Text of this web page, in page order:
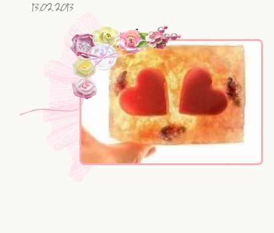
13.02.2013